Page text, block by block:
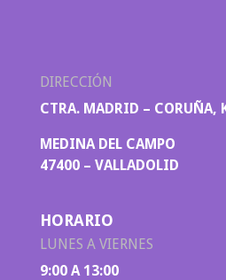
DIRECCIÓN
CTRA. MADRID – CORUÑA,
MEDINA DEL CAMPO
47400 – VALLADOLID
HORARIO
LUNES A VIERNES
9:00 A 13:00